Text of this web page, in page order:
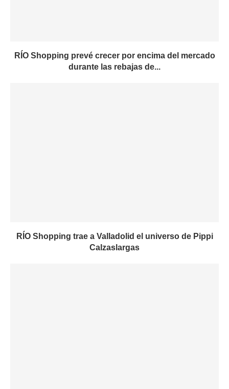
RÍO Shopping prevé crecer por encima del mercado
durante las rebajas de...
RÍO Shopping trae a Valladolid el universo de Pippi
Calzaslargas